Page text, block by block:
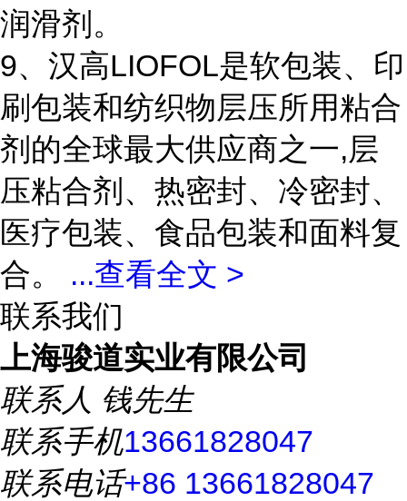
润滑剂。
9、汉高LIOFOL是软包装、印
刷包装和纺织物层压所用粘合
剂的全球最大供应商之一,层
压粘合剂、热密封、冷密封、
医疗包装、食品包装和面料复
合。 ...查看全文 >
联系我们
上海骏道实业有限公司
联系人 钱先生
联系手机13661828047
联系电话+86 13661828047